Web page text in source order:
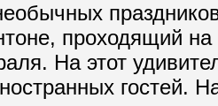
проходящий на
На этот
гостей.